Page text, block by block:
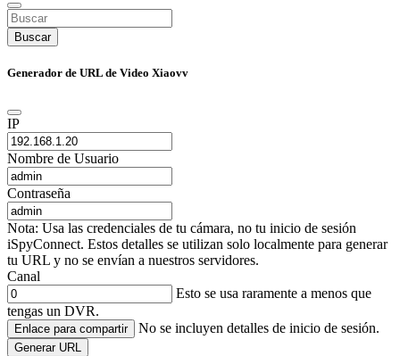
Buscar
Generador de URL de Video Xiaovv
IP
Nombre de Usuario
Contraseña
Nota: Usa las credenciales de tu cámara, no tu inicio de sesión
iSpyConnect. Estos detalles se utilizan solo localmente para generar
tu URL y no se envían a nuestros servidores.
Canal
Esto se usa raramente a menos que
tengas un DVR.
Enlace para compartir No se incluyen detalles de inicio de sesión.
Generar URL